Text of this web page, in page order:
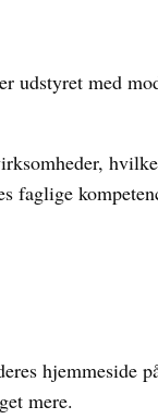
udstyret med
faglige
hjemmeside
mere.